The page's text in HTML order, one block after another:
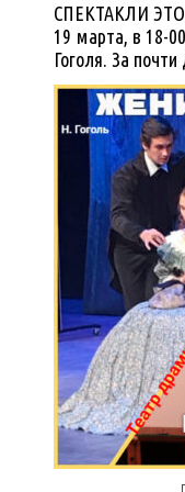
СПЕКТАКЛИ
19 марта, в 18-
Гоголя. За